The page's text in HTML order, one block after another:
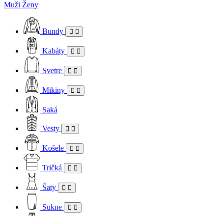
Muži Ženy
Bundy
Kabáty
Svetre
Mikiny
Saká
Vesty
Košele
Tričká
Šaty
Sukne